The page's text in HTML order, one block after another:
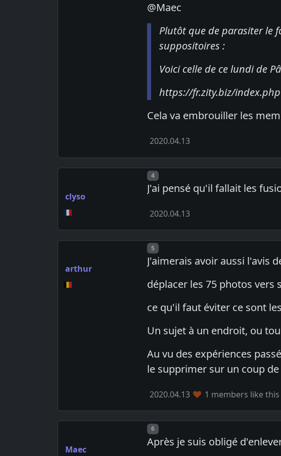
@Maec
Plutôt que de parasiter le
suppositoires :
Voici celle de ce lundi de
https://fr.zity.biz/
Cela va embrouiller les
2020.04.13
clyso
Post number
4
J'ai pensé qu'il fallait les
2020.04.13
arthur
Post number
5
J'aimerais avoir aussi l'avis
déplacer les 75 photos vers
ce qu'il faut éviter ce sont
Un sujet à un endroit, ou
Au vu des expériences
le supprimer sur un coup
2020.04.13 1 members like this
Maec
Post number
6
Après je suis obligé